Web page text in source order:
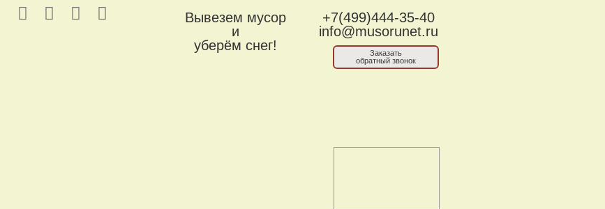
Вывезем мусор
и
уберём снег!
+7(499)444-35-40
info@musorunet.ru
Заказать
обратный звонок